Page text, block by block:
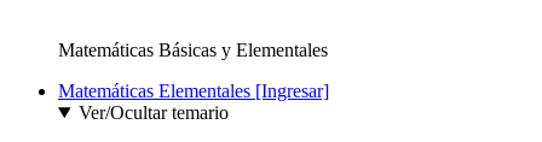
Matemáticas Básicas y Elementales
Matemáticas Elementales [Ingresar]
Ver/Ocultar temario